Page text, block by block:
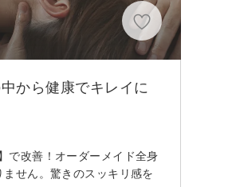
から健康でキレイに
で改善！オーダーメイド全身
せん。驚きのスッキリ感を